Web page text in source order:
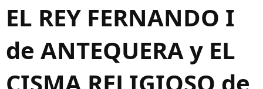
EL REY FERNANDO I
de ANTEQUERA y EL